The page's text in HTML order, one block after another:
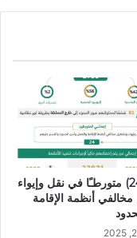
ضبط (24) متورطـًا في نقل وإيواء
أنظمة الإقامة